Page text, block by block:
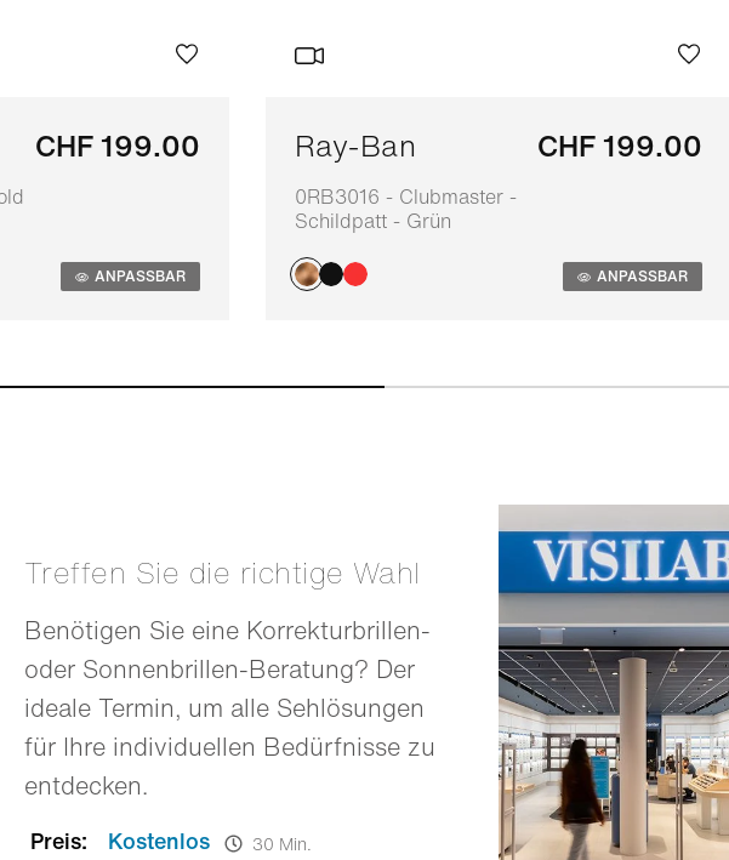
CHF 199.00
ANPASSBAR
Ray-Ban
0RB3016 - Clubmaster -
Schildpatt - Grün
CHF 199.00
ANPASSBAR
Treffen Sie die richtige Wahl
Benötigen Sie eine Korrekturbrillen-
oder Sonnenbrillen-Beratung? Der
ideale Termin, um alle Sehlösungen
für Ihre individuellen Bedürfnisse zu
entdecken.
Preis: Kostenlos 30 Min.